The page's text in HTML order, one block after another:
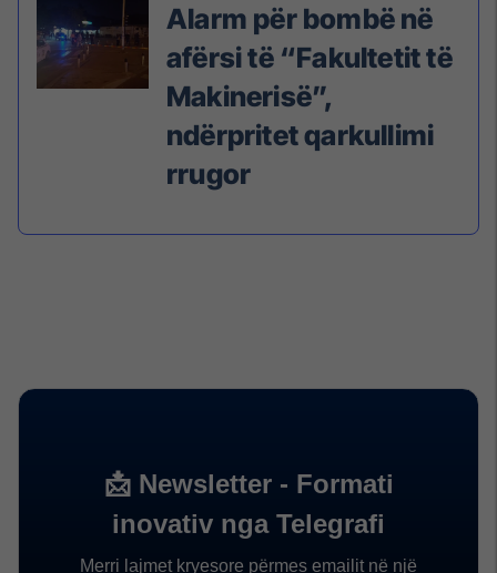
Alarm për bombë në
afërsi të “Fakultetit të
Makinerisë”,
ndërpritet qarkullimi
rrugor